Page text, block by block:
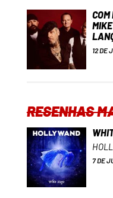
12 DE
RESENHAS
7 DE